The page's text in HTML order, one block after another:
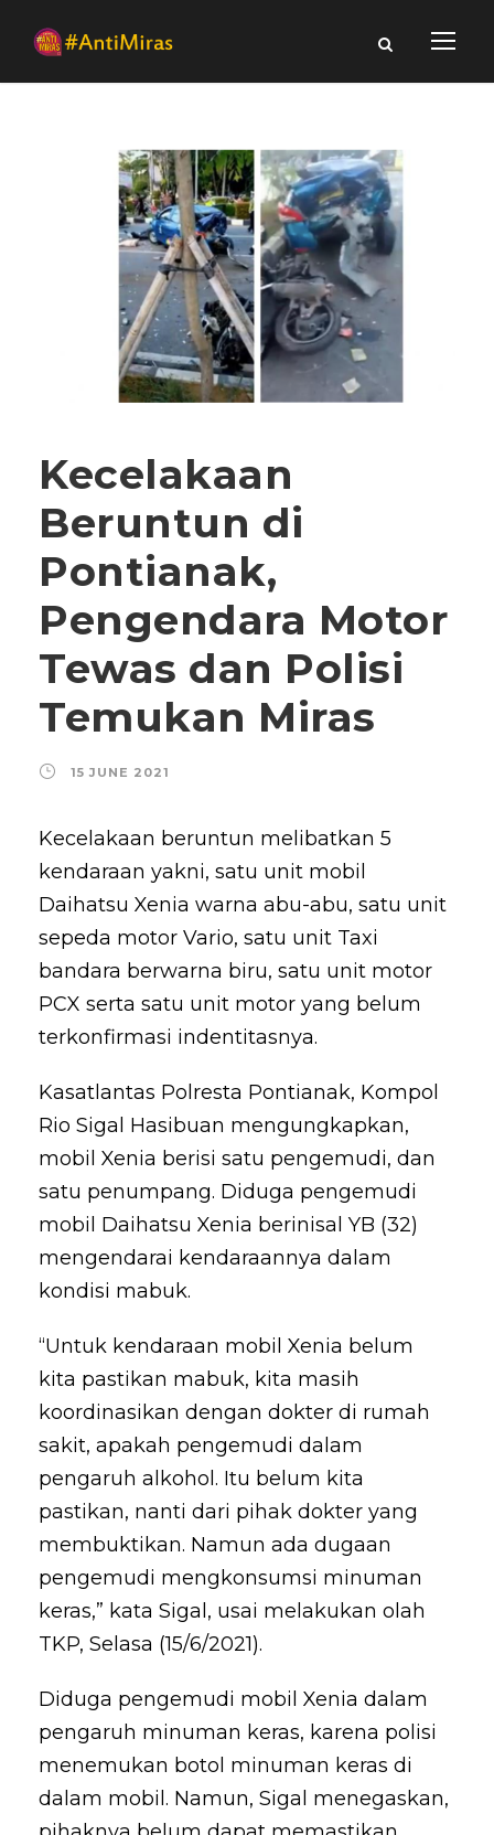
Kecelakaan
Beruntun di
Pontianak,
Pengendara Motor
Tewas dan Polisi
Temukan Miras
15 JUNE 2021
Kecelakaan beruntun melibatkan 5
kendaraan yakni, satu unit mobil
Daihatsu Xenia warna abu-abu, satu unit
sepeda motor Vario, satu unit Taxi
bandara berwarna biru, satu unit motor
PCX serta satu unit motor yang belum
terkonfirmasi indentitasnya.
Kasatlantas Polresta Pontianak, Kompol
Rio Sigal Hasibuan mengungkapkan,
mobil Xenia berisi satu pengemudi, dan
satu penumpang. Diduga pengemudi
mobil Daihatsu Xenia berinisal YB (32)
mengendarai kendaraannya dalam
kondisi mabuk.
“Untuk kendaraan mobil Xenia belum
kita pastikan mabuk, kita masih
koordinasikan dengan dokter di rumah
sakit, apakah pengemudi dalam
pengaruh alkohol. Itu belum kita
pastikan, nanti dari pihak dokter yang
membuktikan. Namun ada dugaan
pengemudi mengkonsumsi minuman
keras,” kata Sigal, usai melakukan olah
TKP, Selasa (15/6/2021).
Diduga pengemudi mobil Xenia dalam
pengaruh minuman keras, karena polisi
menemukan botol minuman keras di
dalam mobil. Namun, Sigal menegaskan,